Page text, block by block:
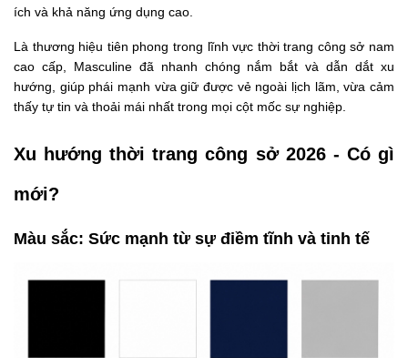
ích và khả năng ứng dụng cao.
Là thương hiệu tiên phong trong lĩnh vực thời trang công sở nam
cao cấp, Masculine đã nhanh chóng nắm bắt và dẫn dắt xu
hướng, giúp phái mạnh vừa giữ được vẻ ngoài lịch lãm, vừa cảm
thấy tự tin và thoải mái nhất trong mọi cột mốc sự nghiệp.
Xu hướng thời trang công sở 2026 - Có gì
mới?
Màu sắc: Sức mạnh từ sự điềm tĩnh và tinh tế